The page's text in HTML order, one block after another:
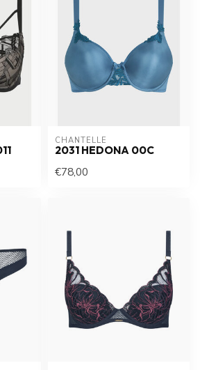
CHANTELLE
2031 HEDONA 00C
€78,00